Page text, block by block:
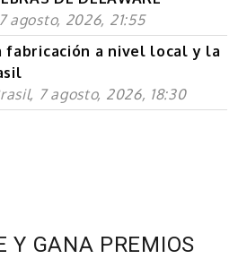
agosto, 2026, 21:55
fabricación a nivel local y la
7 agosto, 2026, 18:30
Y GANA PREMIOS